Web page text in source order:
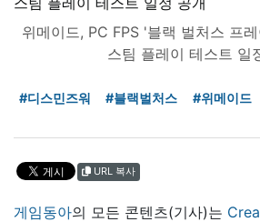
위메이드, PC FPS '블랙 벌처스 프
스팀 플레이 테스트 일
#디스민즈워 #블랙벌처스 #위메이드
URL 복사
게임동아의 모든 콘텐츠(기사)는